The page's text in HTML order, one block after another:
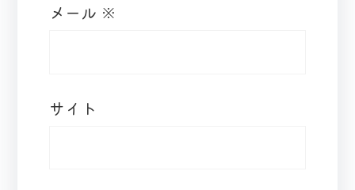
メール ※
サイト